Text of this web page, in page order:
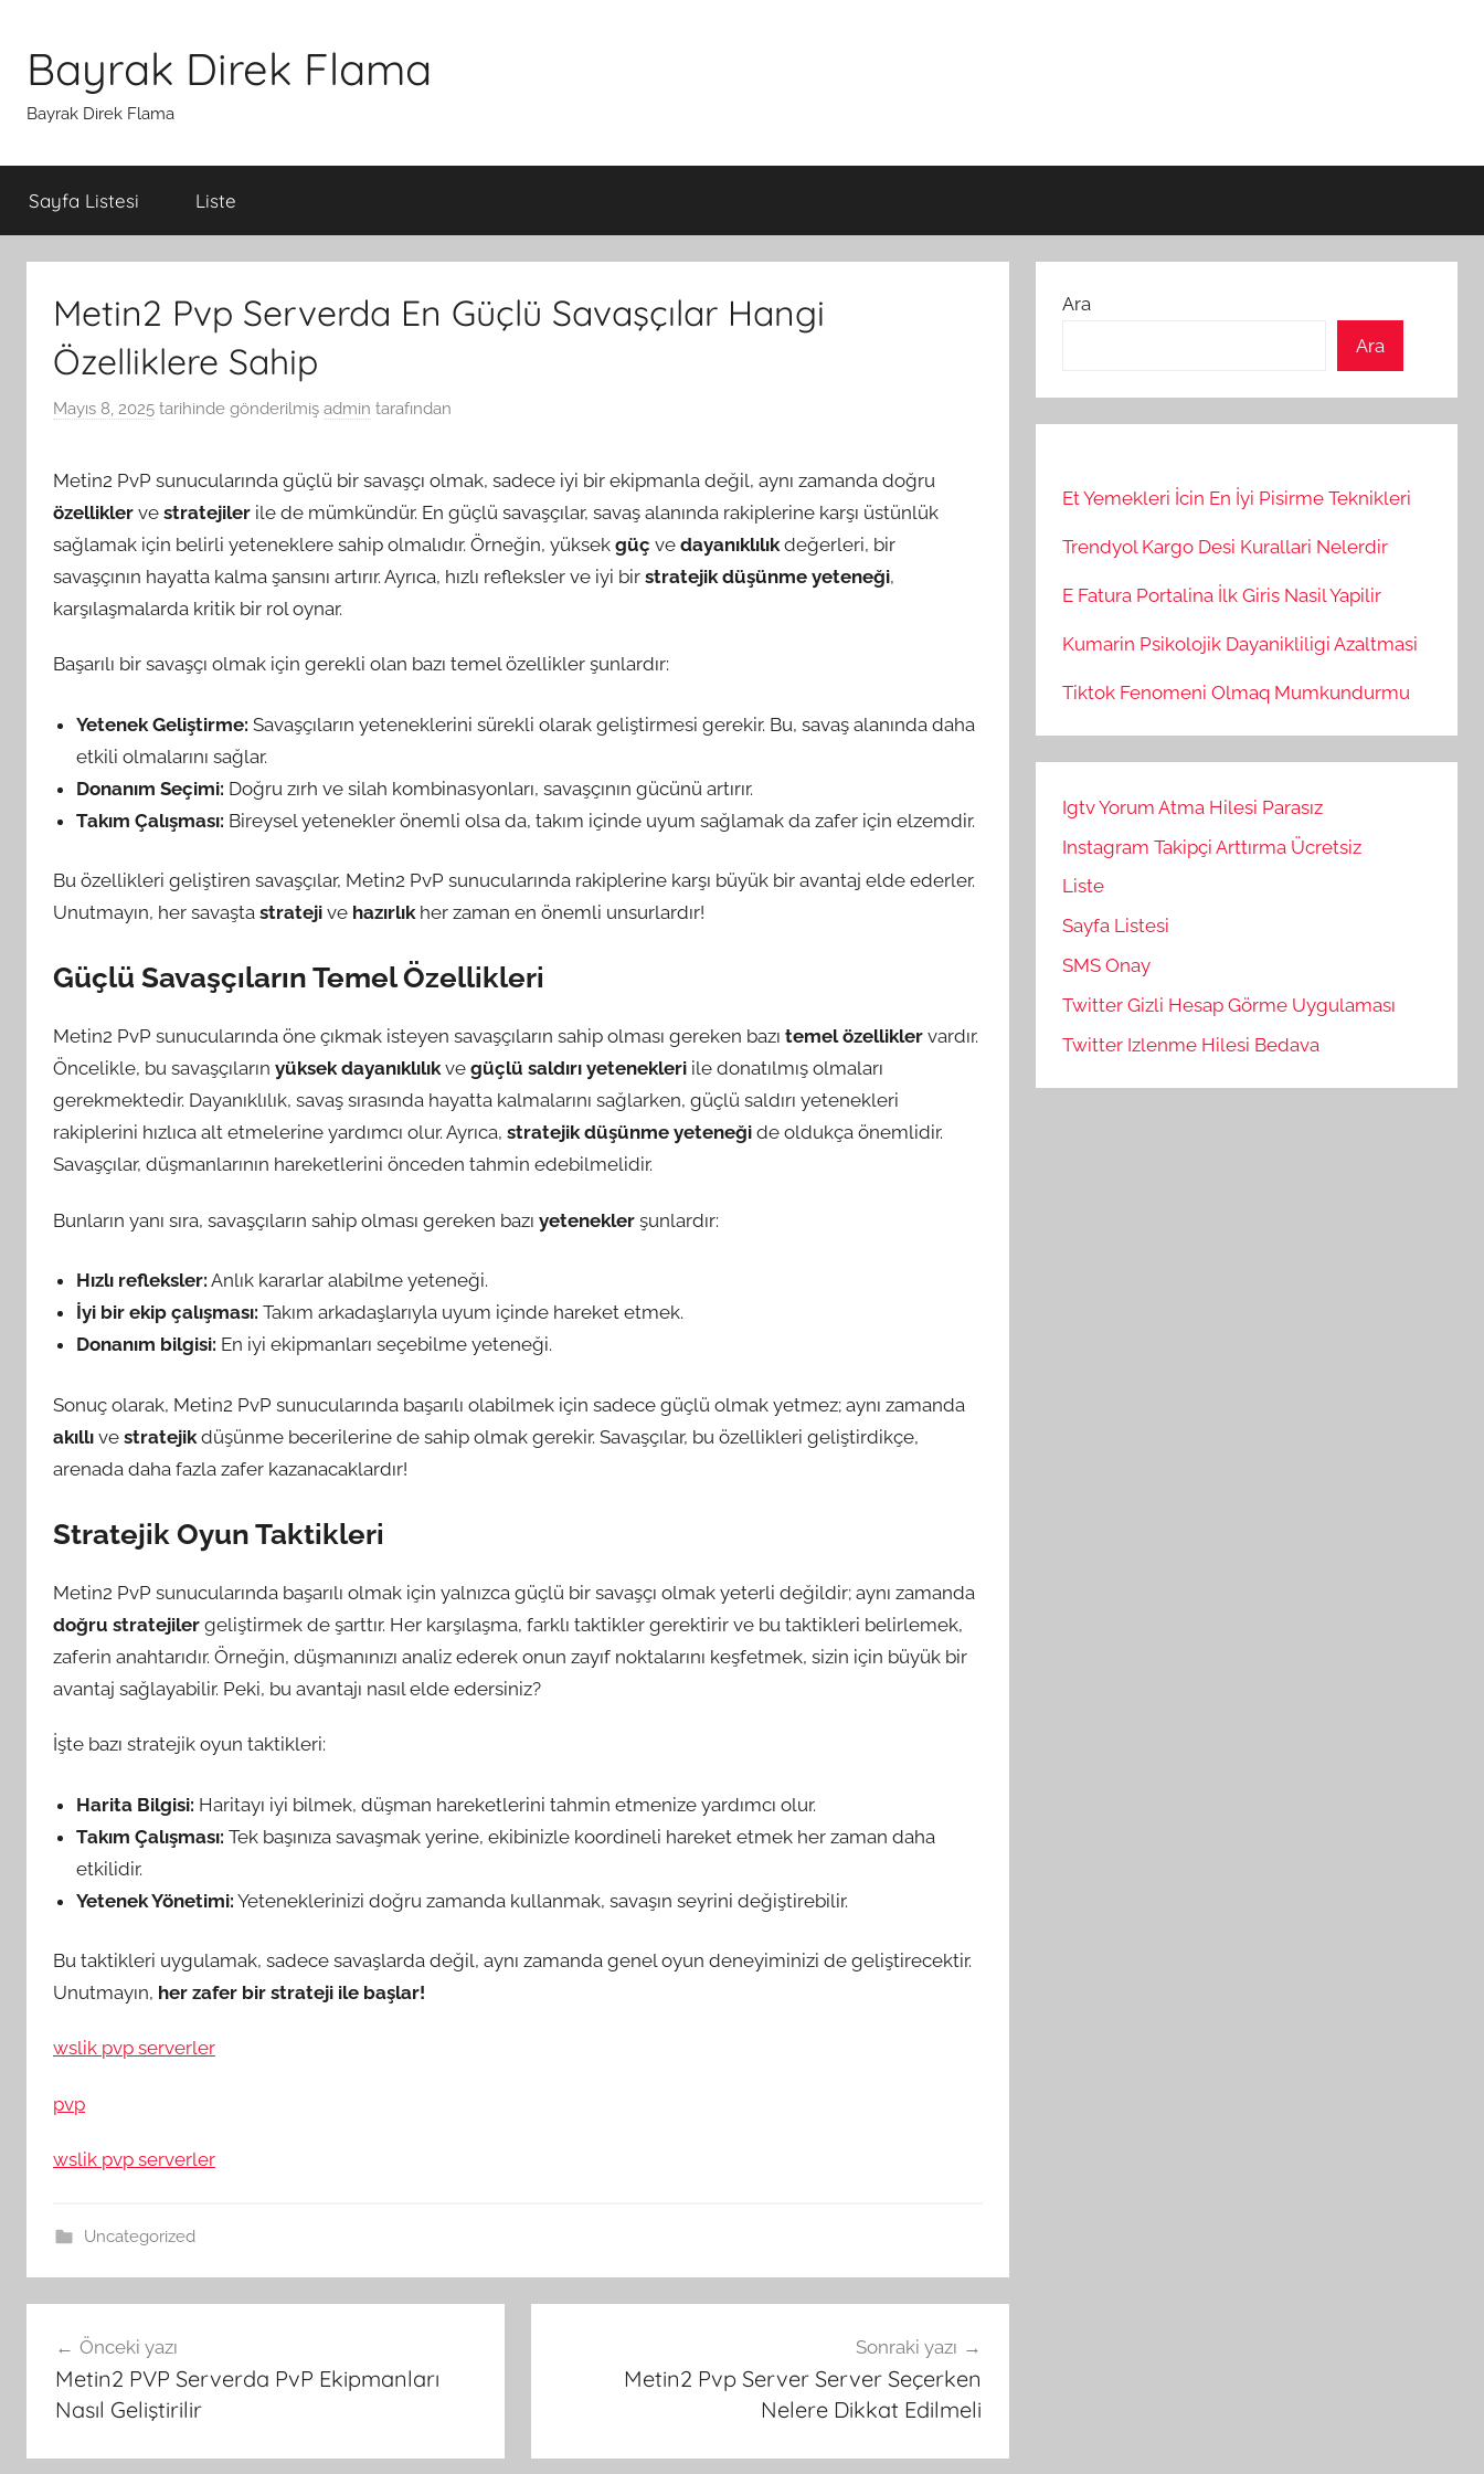
Bayrak Direk Flama
Bayrak Direk Flama
Sayfa Listesi Liste
Metin2 Pvp Serverda En Güçlü Savaşçılar Hangi
Özelliklere Sahip
Mayıs 8, 2025 tarihinde gönderilmiş admin tarafından
Metin2 PvP sunucularında güçlü bir savaşçı olmak, sadece iyi bir ekipmanla değil, aynı zamanda doğru
özellikler ve stratejiler ile de mümkündür. En güçlü savaşçılar, savaş alanında rakiplerine karşı üstünlük
sağlamak için belirli yeteneklere sahip olmalıdır. Örneğin, yüksek güç ve dayanıklılık değerleri, bir
savaşçının hayatta kalma şansını artırır. Ayrıca, hızlı refleksler ve iyi bir stratejik düşünme yeteneği,
karşılaşmalarda kritik bir rol oynar.
Başarılı bir savaşçı olmak için gerekli olan bazı temel özellikler şunlardır:
Yetenek Geliştirme: Savaşçıların yeteneklerini sürekli olarak geliştirmesi gerekir. Bu, savaş alanında daha
etkili olmalarını sağlar.
Donanım Seçimi: Doğru zırh ve silah kombinasyonları, savaşçının gücünü artırır.
Takım Çalışması: Bireysel yetenekler önemli olsa da, takım içinde uyum sağlamak da zafer için elzemdir.
Bu özellikleri geliştiren savaşçılar, Metin2 PvP sunucularında rakiplerine karşı büyük bir avantaj elde ederler.
Unutmayın, her savaşta strateji ve hazırlıkher zaman en önemli unsurlardır!
Güçlü Savaşçıların Temel Özellikleri
Metin2 PvP sunucularında öne çıkmak isteyen savaşçıların sahip olması gereken bazı temel özellikler vardır.
Öncelikle, bu savaşçıların yüksek dayanıklılıkve güçlü saldırı yetenekleri ile donatılmış olmaları
gerekmektedir. Dayanıklılık, savaş sırasında hayatta kalmalarını sağlarken, güçlü saldırı yetenekleri
rakiplerini hızlıca alt etmelerine yardımcı olur. Ayrıca, stratejik düşünme yeteneği de oldukça önemlidir.
Savaşçılar, düşmanlarının hareketlerini önceden tahmin edebilmelidir.
Bunların yanı sıra, savaşçıların sahip olması gereken bazı yetenekler şunlardır:
Hızlı refleksler: Anlık kararlar alabilme yeteneği.
İyi bir ekip çalışması: Takım arkadaşlarıyla uyum içinde hareket etmek.
Donanım bilgisi: En iyi ekipmanları seçebilme yeteneği.
Sonuç olarak, Metin2 PvP sunucularında başarılı olabilmek için sadece güçlü olmak yetmez; aynı zamanda
akıllı ve stratejik düşünme becerilerine de sahip olmak gerekir. Savaşçılar, bu özellikleri geliştirdikçe,
arenada daha fazla zafer kazanacaklardır!
Stratejik Oyun Taktikleri
Metin2 PvP sunucularında başarılı olmak için yalnızca güçlü bir savaşçı olmak yeterli değildir; aynı zamanda
doğru stratejiler geliştirmek de şarttır. Her karşılaşma, farklı taktikler gerektirir ve bu taktikleri belirlemek,
zaferin anahtarıdır. Örneğin, düşmanınızı analiz ederek onun zayıf noktalarını keşfetmek, sizin için büyük bir
avantaj sağlayabilir. Peki, bu avantajı nasıl elde edersiniz?
İşte bazı stratejik oyun taktikleri:
Harita Bilgisi: Haritayı iyi bilmek, düşman hareketlerini tahmin etmenize yardımcı olur.
Takım Çalışması: Tek başınıza savaşmak yerine, ekibinizle koordineli hareket etmek her zaman daha
etkilidir.
Yetenek Yönetimi: Yeteneklerinizi doğru zamanda kullanmak, savaşın seyrini değiştirebilir.
Bu taktikleri uygulamak, sadece savaşlarda değil, aynı zamanda genel oyun deneyiminizi de geliştirecektir.
Unutmayın, her zafer bir strateji ile başlar!
wslik pvp serverler
pvp
wslik pvp serverler
Uncategorized
gezinmesi
Önceki yazı
Metin2 PVP Serverda PvP Ekipmanları
Nasıl Geliştirilir
Sonraki yazı
Metin2 Pvp Server Server Seçerken
Nelere Dikkat Edilmeli
Ara
Ara
Et Yemekleri İcin En İyi Pisirme Teknikleri
Trendyol Kargo Desi Kurallari Nelerdir
E Fatura Portalina İlk Giris Nasil Yapilir
Kumarin Psikolojik Dayanikliligi Azaltmasi
Tiktok Fenomeni Olmaq Mumkundurmu
Igtv Yorum Atma Hilesi Parasız
Instagram Takipçi Arttırma Ücretsiz
Liste
Sayfa Listesi
SMS Onay
Twitter Gizli Hesap Görme Uygulaması
Twitter Izlenme Hilesi Bedava